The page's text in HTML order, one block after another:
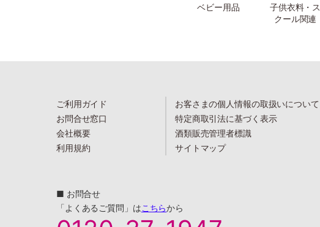
ベビー用品
子供衣料・ス
クール関連
ご利用ガイド
お問合せ窓口
会社概要
利用規約
お客さまの個人情報の取扱いについて
特定商取引法に基づく表示
酒類販売管理者標識
サイトマップ
■ お問合せ
「よくあるご質問」はこちらから